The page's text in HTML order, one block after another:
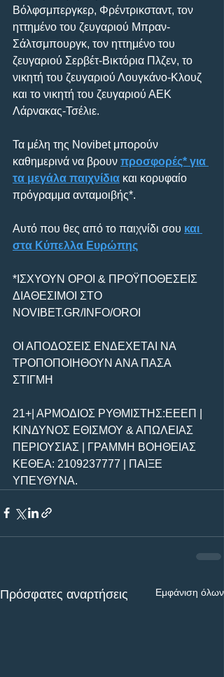
Βόλφσμπεργκερ, Φρέντρικσταντ, τον
ηττημένο του ζευγαριού Μπραν-
Σάλτσμπουργκ, τον ηττημένο του
ζευγαριού Σερβέτ-Βικτόρια Πλζεν, το
νικητή του ζευγαριού Λουγκάνο-Κλουζ
και το νικητή του ζευγαριού ΑΕΚ
Λάρνακας-Τσέλιε.
Τα μέλη της Novibet μπορούν
καθημερινά να βρουν προσφορές* για
τα μεγάλα παιχνίδια και κορυφαίο
πρόγραμμα ανταμοιβής*.
Αυτό που θες από το παιχνίδι σου και
στα Κύπελλα Ευρώπης
*ΙΣΧΥΟΥΝ ΟΡΟΙ & ΠΡΟΫΠΟΘΕΣΕΙΣ
ΔΙΑΘΕΣΙΜΟΙ ΣΤΟ
NOVIBET.GR/INFO/OROI
ΟΙ ΑΠΟΔΟΣΕΙΣ ΕΝΔΕΧΕΤΑΙ ΝΑ
ΤΡΟΠΟΠΟΙΗΘΟΥΝ ΑΝΑ ΠΑΣΑ
ΣΤΙΓΜΗ
21+| ΑΡΜΟΔΙΟΣ ΡΥΘΜΙΣΤΗΣ:ΕΕΕΠ |
ΚΙΝΔΥΝΟΣ ΕΘΙΣΜΟΥ & ΑΠΩΛΕΙΑΣ
ΠΕΡΙΟΥΣΙΑΣ | ΓΡΑΜΜΗ ΒΟΗΘΕΙΑΣ
ΚΕΘΕΑ: 2109237777 | ΠΑΙΞΕ
ΥΠΕΥΘΥΝΑ.
Πρόσφατες αναρτήσεις Εμφάνιση όλων